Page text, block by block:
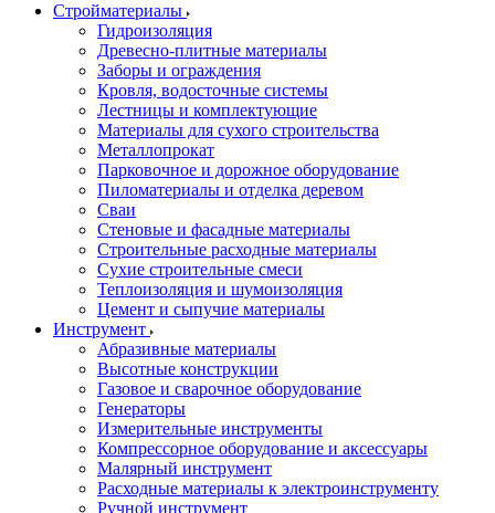
Стройматериалы
Гидроизоляция
Древесно-плитные материалы
Заборы и ограждения
Кровля, водосточные системы
Лестницы и комплектующие
Материалы для сухого строительства
Металлопрокат
Парковочное и дорожное оборудование
Пиломатериалы и отделка деревом
Сваи
Стеновые и фасадные материалы
Строительные расходные материалы
Сухие строительные смеси
Теплоизоляция и шумоизоляция
Цемент и сыпучие материалы
Инструмент
Абразивные материалы
Высотные конструкции
Газовое и сварочное оборудование
Генераторы
Измерительные инструменты
Компрессорное оборудование и аксессуары
Малярный инструмент
Расходные материалы к электроинструменту
Ручной инструмент